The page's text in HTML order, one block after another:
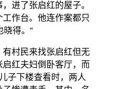
进了张启红的屋子。
作台。他连作案都只
晓得。”
村民来找张启红但无
红夫妇倒卧客厅，而
子下楼查看时，两人